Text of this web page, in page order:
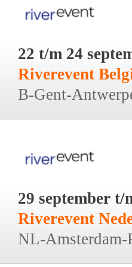
22 t/m 24
Riverevent
B-Gent-
29 september t/
Riverevent
NL-Amsterdam-